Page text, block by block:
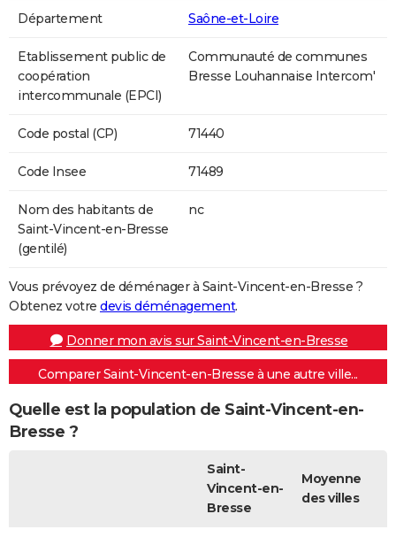
Département Saône-et-Loire
Etablissement public de
coopération
intercommunale (EPCI)
Communauté de communes
Bresse Louhannaise Intercom'
Code postal (CP) 71440
Code Insee 71489
Nom des habitants de
Saint-Vincent-en-Bresse
(gentilé)
nc
Vous prévoyez de déménager à Saint-Vincent-en-Bresse ?
Obtenez votre devis déménagement.
Donner mon avis sur Saint-Vincent-en-Bresse
Comparer Saint-Vincent-en-Bresse à une autre ville...
Quelle est la population de Saint-Vincent-en-
Bresse ?
Saint-
Vincent-en-
Bresse
Moyenne
des villes